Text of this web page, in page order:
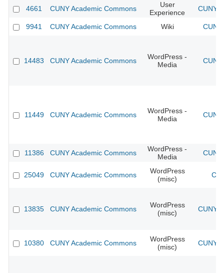
4661 CUNY Academic Commons
User
Experience
CUNY
9941 CUNY Academic Commons Wiki
14483 CUNY Academic Commons
WordPress -
Media
11449 CUNY Academic Commons
WordPress -
Media
11386 CUNY Academic Commons
WordPress -
Media
25049 CUNY Academic Commons
WordPress
(misc)
13835 CUNY Academic Commons
WordPress
(misc)
CUNY
10380 CUNY Academic Commons
WordPress
(misc)
CUNY